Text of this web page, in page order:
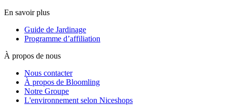
En savoir plus
Guide de Jardinage
Programme d’affiliation
À propos de nous
Nous contacter
À propos de Bloomling
Notre Groupe
L'environnement selon Niceshops